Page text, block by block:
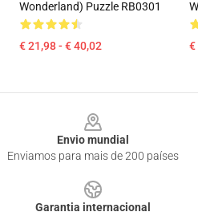
Wonderland) Puzzle RB0301
€ 21,98 - € 40,02 €
Envio mundial
Enviamos para mais de 200 países
Garantia internacional